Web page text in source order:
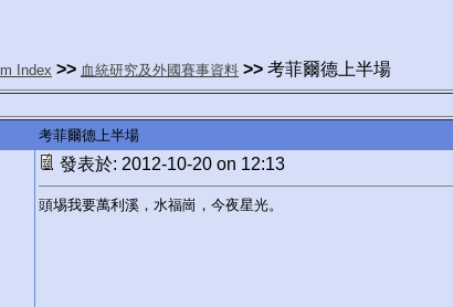
Index >> 血統研究及外國賽事資料 >> 考菲爾德上半場
考菲爾德上半場
發表於: 2012-10-20 on 12:13
頭埸我要萬利溪，水福崗，今夜星光。